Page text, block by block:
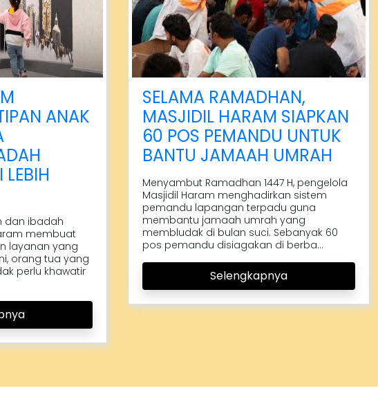
ANAK
dan ibadah
membuat
layanan yang
orang tua yang
perlu khawatir
SELAMA RAMADHAN,
MASJIDIL HARAM SIAPKAN
60 POS PEMANDU UNTUK
BANTU JAMAAH UMRAH
Menyambut Ramadhan 1447 H, pengelola
Masjidil Haram menghadirkan sistem
pemandu lapangan terpadu guna
membantu jamaah umrah yang
membludak di bulan suci. Sebanyak 60
pos pemandu disiagakan di berba...
Selengkapnya